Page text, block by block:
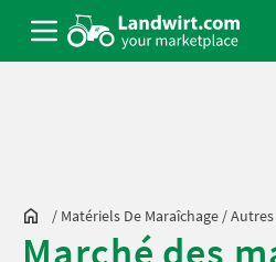
/ Matériels De Maraîchage /Autres